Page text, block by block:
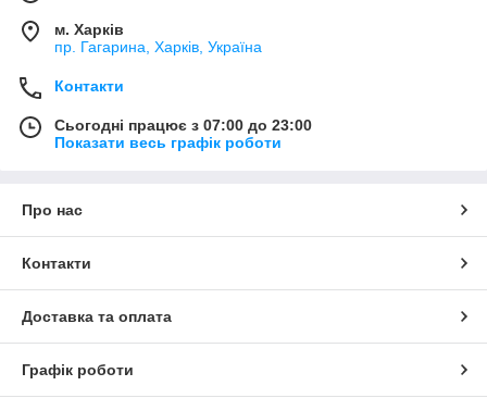
м. Харків
пр. Гагарина, Харків, Україна
Контакти
Сьогодні працює з 07:00 до 23:00
Показати весь графік роботи
Про нас
Контакти
Доставка та оплата
Графік роботи